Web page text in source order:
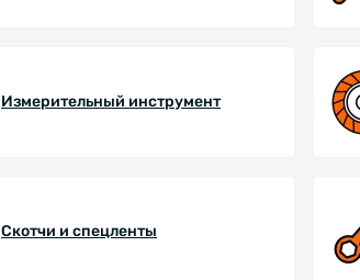
Измерительный инструмент
Скотчи и спецленты